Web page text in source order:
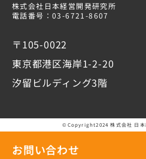
株式会社日本経営開発研究所
電話番号：03-6721-8607
〒105-0022
東京都港区海岸1-2-20
汐留ビルディング3階
©Copyright2024 株式会社 日
お問い合わせ